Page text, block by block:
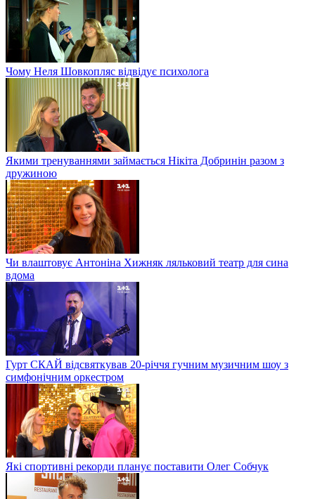
Чому Неля Шовкопляс відвідує психолога
Якими тренуваннями займається Нікіта Добринін разом з
дружиною
Чи влаштовує Антоніна Хижняк ляльковий театр для сина
вдома
Гурт СКАЙ відсвяткував 20-річчя гучним музичним шоу з
симфонічним оркестром
Які спортивні рекорди планує поставити Олег Собчук